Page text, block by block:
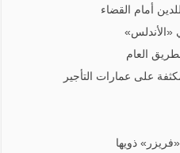
للدين أمام القضاء
العام
على عمارات التأجير
ذويها